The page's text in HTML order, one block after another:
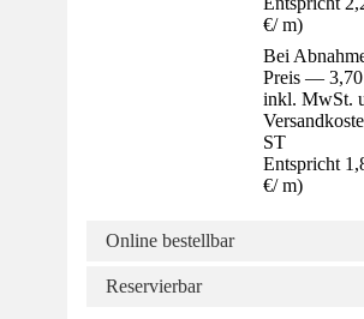
€/ m)
Bei
Preis —
inkl. MwSt.
ST
Entspricht
€/ m)
Online bestellbar
Reservierbar